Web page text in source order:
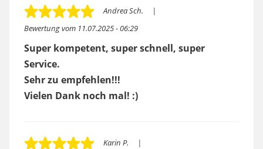
Bewertung vom 11.07.2025 - 06:29
Andrea Sch.
Super kompetent, super schnell, super
Service.
Sehr zu empfehlen!!!
Vielen Dank noch mal! :)
Karin P.